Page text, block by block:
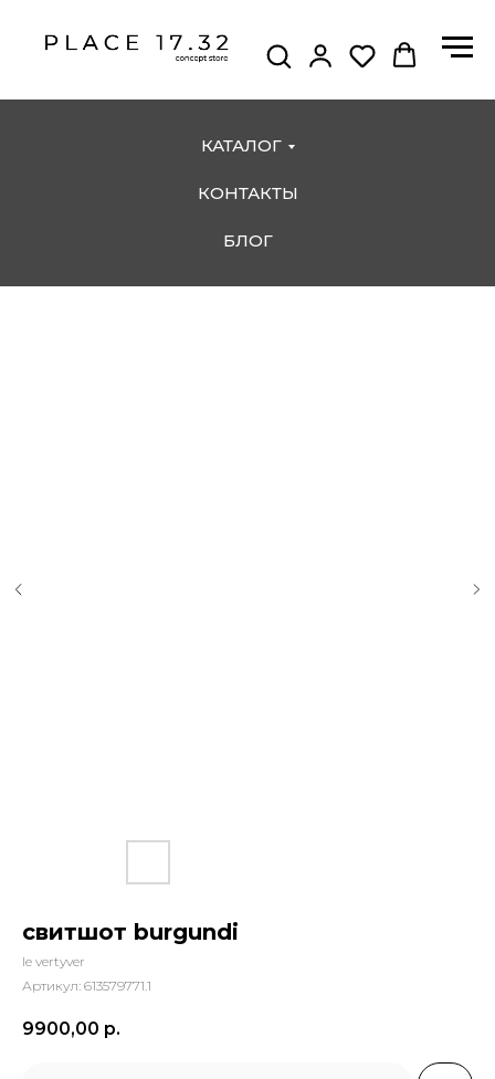
КАТАЛОГ
КОНТАКТЫ
БЛОГ
свитшот burgundi
le vertyver
Артикул: 613579771.1
9900,00 р.